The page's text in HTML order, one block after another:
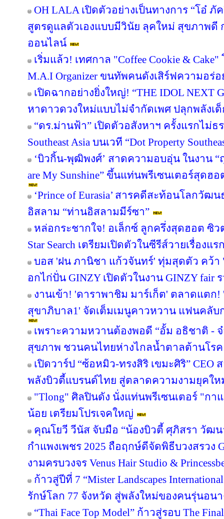
OH LALA เปิดตัวอย่างเป็นทางการ “โอ๋
สูตรดูแลตัวเองแบบมีวินัย ลุคใหม่ สุขภาพดี
ออนไลน์
เริ่มแล้ว! เทศกาล "Coffee Cookie &
M.A.I Organizer ขนทัพคนดังเสิร์ฟความอร่
เปิดฉากอย่างยิ่งใหญ่! “THE IDOL NEXT
หาดาวดวงใหม่แบบไม่จำกัดเพศ ปลุกพลังเ
“ดร.ม่านฟ้า” เปิดตัวอสังหาฯ ครั้งแรกไม่
Southeast Asia บนเวที “Dot Property
‘บิวกิ้น-พุฒิพงศ์’ สาดความอบอุ่น ในงาน “
are My Sunshine” ขึ้นแท่นพรีเซนเตอร์สุด
‘Prince of Eurasia’ สารคดีสะท้อนโลกวัฒ
อิสลาม “ท่านอิสลามมีร์ซา”
หล่อกระชากใจ! อเล็กซ์ ลูกครึ่งสุดฮอต ซิว
Star Search เตรียมเปิดตัวในซีรีส์วายเรื่องแร
บอส 'ฝน ภานิชา แก้วจันทร์' ทุ่มสุดตัว คว้า
อกไก่ปั่น GINZY เปิดตัวในงาน GINZY fair
งานเข้า! 'ดาราพาชิม มาร์เก็ต' ตลาดแตก
สุขาภิบาล1' จัดเต็มเมนูคาวหวาน แฟนคลั
เพราะความหวานต้องพอดี “อั้ม อธิชาติ -
สุขภาพ ชวนคนไทยห่างไกลน้ำตาลต้านโรค
เปิดวาร์ป “ซ้อหมิว-ทรงสิริ เขมะศิริ” CEO
พลังบิวตี้แบรนด์ไทย สู่ตลาดความงามยุคใ
"Tlong" ศิลปินดัง นั่งแท่นพรีเซนเตอร์ "ก
น้อย เตรียมโปรเจคใหญ่
คุณโยวี วีนัส จับมือ “น้องบิวตี้ ศุภิสรา วัฒ
กำแพงเพชร 2025 ถือฤกษ์ดีจัดพิธีบวงสรวง
งามครบวงจร Venus Hair Studio &
ก้าวสู่ปีที่ 7 “Mister Landscapes
รักษ์โลก 77 จังหวัด สู่พลังใหม่ของคนรุ่นอน
“Thai Face Top Model” ก้าวสู่รอบ The